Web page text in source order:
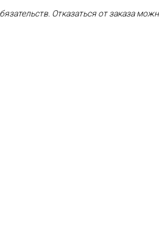
Отказаться от заказа